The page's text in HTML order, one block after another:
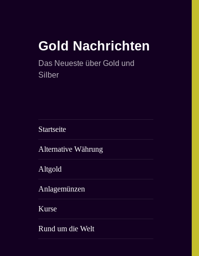
Gold Nachrichten
Das Neueste über Gold und
Silber
Startseite
Alternative Währung
Altgold
Anlagemünzen
Kurse
Rund um die Welt